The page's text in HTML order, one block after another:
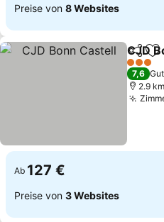
Preise von 8 Websites
Teilen
CJD
3 Sterne
7,6 Gut
2.9
Ab 127 €
Preise von 3 Websites